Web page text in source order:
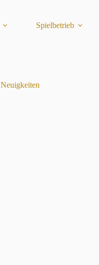
Spielbetrieb
Neuigkeiten